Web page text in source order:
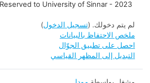
to University of Sinnar - 2023
لم يتم دخولك. (تسجيل الدخول)
ملخص الاحتفاظ بالبيانات
احصل على تطبيق الجوّال
التبديل إلى المظهر القياسي